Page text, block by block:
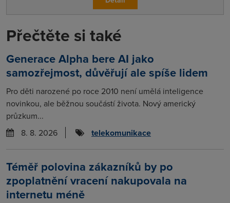
Přečtěte si také
Generace Alpha bere AI jako
samozřejmost, důvěřují ale spíše lidem
Pro děti narozené po roce 2010 není umělá inteligence
novinkou, ale běžnou součástí života. Nový americký
průzkum...
8. 8. 2026
telekomunikace
Téměř polovina zákazníků by po
zpoplatnění vracení nakupovala na
internetu méně